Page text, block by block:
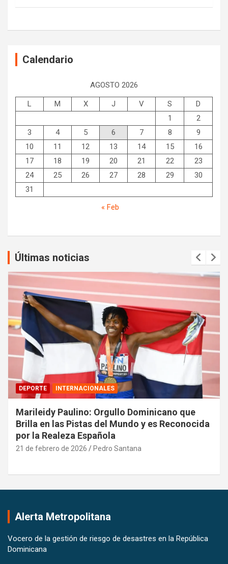
Calendario
AGOSTO 2026
L M X J V S
D
1
2
3
4 5 6 7 8
9
10
11 12 13 14 15
16
17
18 19 20 21 22
23
24
25 26 27 28 29
30
31
« Feb
Últimas noticias
DEPORTE INTERNACIONALES
Marileidy Paulino: Orgullo Dominicano que
Brilla en las Pistas del Mundo y es Reconocida
por la Realeza Española
21 de febrero de 2026 Pedro Santana
Alerta Metropolitana
Vocero de la gestión de riesgo de desastres en la República
Dominicana